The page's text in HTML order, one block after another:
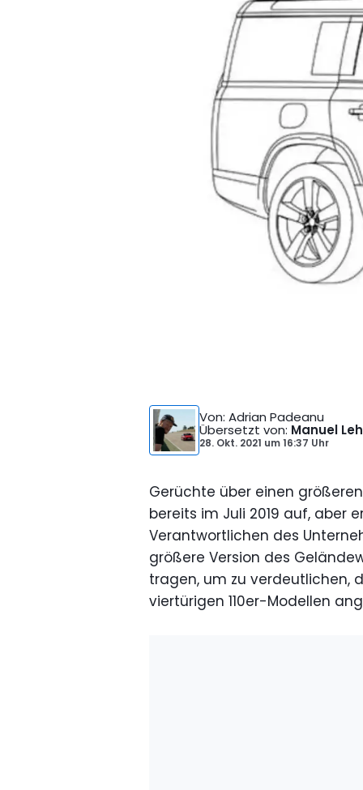
Von: Adrian Padeanu
Übersetzt von: Manuel
28. Okt. 2021 um16:37 Uhr
Gerüchte über einen
bereits im Juli 2019 auf, aber
Verantwortlichen des
größere Version des
tragen, um zu verdeutlichen,
viertürigen 110er-Modellen